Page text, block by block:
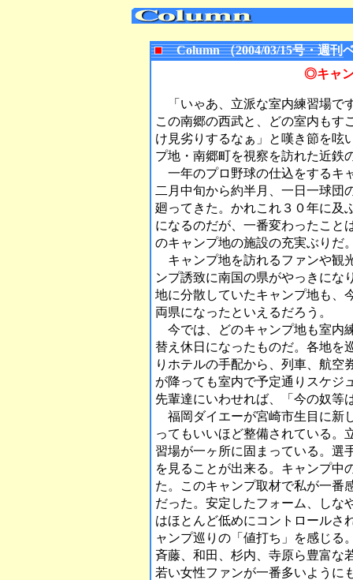
Column （2004/03/15号・週刊
◎キャ
「いゃあ、立派な室内練習場で
この南郷の西武と、どの室内もす
け見劣りするなぁ」と嘆き節を呟
プ地・南郷町を視察を訪れた近鉄
一年のプロ野球の仕込をするキ
二月中旬から約半月、一日一球団
廻ってきた。かれこれ３０年に及
になるのだが、一番変わったこと
のキャンプ地の施設の充実ぶりだ
キャンプ地を訪れるファンや観
ンプ誘致に南国の県がやっきにな
地に分散していたキャンプ地も、
両県になったといえるだろう。
今では、どのキャンプ地も室内
替え休日になったものだ。各地を
りホテルの手配から、列車、航空
が降っても室内で予定通りスケジ
先輩達にいわせれば、「今の奴等
福岡ダイエーが宮崎市生目に新
ってもいいほど整備されている。
習場が一ヶ所に固まっている。選
を見ることが出来る。キャンプ中
た。このキャンプ取材で私が一番
だった。安定したフォーム、しな
はほとんど低めにコントロールさ
ャンプ巡りの「値打ち」を感じる
斉藤、和田、杉内、寺原ら豊富な
若い女性ファンが一番多いように